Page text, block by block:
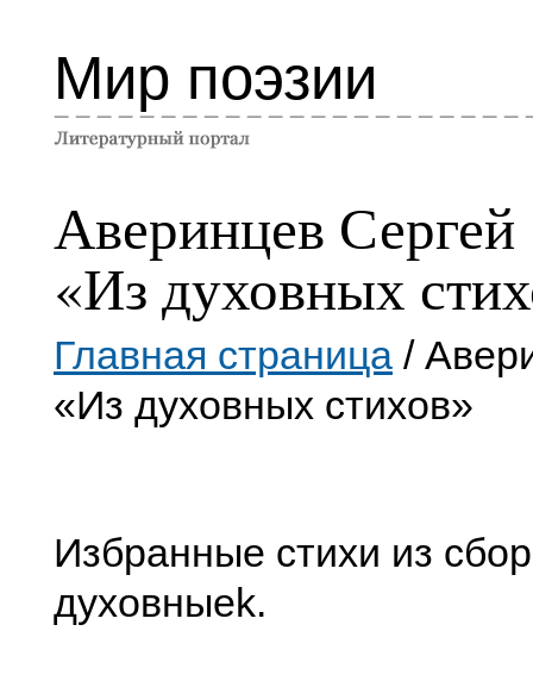
Мир поэзии
Аверинцев Сергей
«Из духовных
Главная страница /
«Из духовных стихов»
Избранные стихи из
духовныеk.